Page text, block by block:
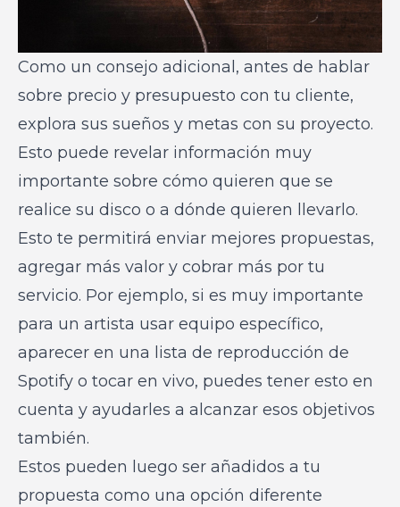
Como un consejo adicional, antes de hablar
sobre precio y presupuesto con tu cliente,
explora sus sueños y metas con su proyecto.
Esto puede revelar información muy
importante sobre cómo quieren que se
realice su disco o a dónde quieren llevarlo.
Esto te permitirá enviar mejores propuestas,
agregar más valor y cobrar más por tu
servicio. Por ejemplo, si es muy importante
para un artista usar equipo específico,
aparecer en una lista de reproducción de
Spotify o tocar en vivo, puedes tener esto en
cuenta y ayudarles a alcanzar esos objetivos
también.
Estos pueden luego ser añadidos a tu
propuesta como una opción diferente